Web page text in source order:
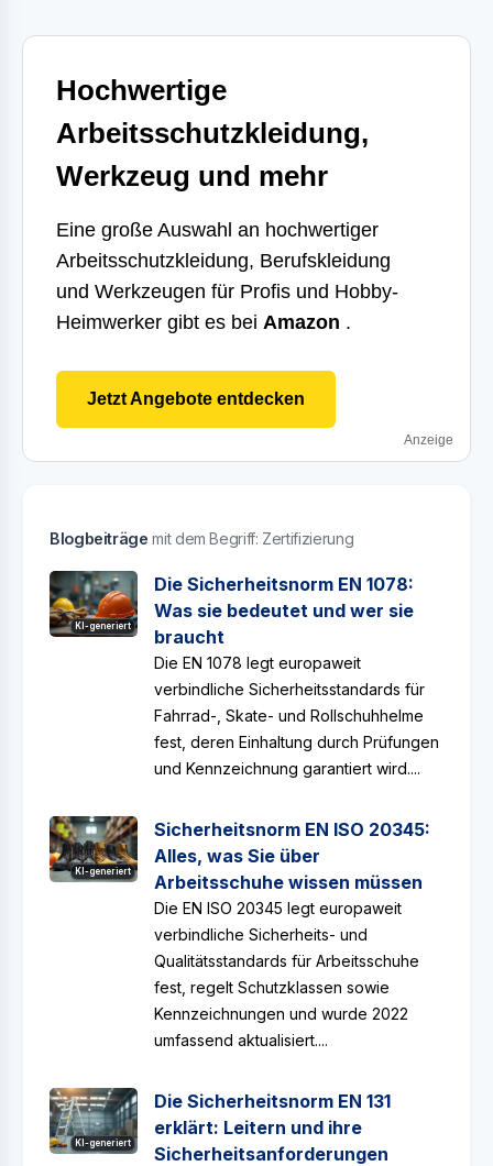
Hochwertige
Arbeitsschutzkleidung,
Werkzeug und mehr
Eine große Auswahl an hochwertiger
Arbeitsschutzkleidung, Berufskleidung
und Werkzeugen für Profis und Hobby-
Heimwerker gibt es bei Amazon .
Jetzt Angebote entdecken
Anzeige
Blogbeiträgemit dem Begriff: Zertifizierung
KI-generiert
Die Sicherheitsnorm EN 1078:
Was sie bedeutet und wer sie
braucht
Die EN 1078 legt europaweit
verbindliche Sicherheitsstandards für
Fahrrad-, Skate- und Rollschuhhelme
fest, deren Einhaltung durch Prüfungen
und Kennzeichnung garantiert wird....
KI-generiert
Sicherheitsnorm EN ISO 20345:
Alles, was Sie über
Arbeitsschuhe wissen müssen
Die EN ISO 20345 legt europaweit
verbindliche Sicherheits- und
Qualitätsstandards für Arbeitsschuhe
fest, regelt Schutzklassen sowie
Kennzeichnungen und wurde 2022
umfassend aktualisiert....
KI-generiert
Die Sicherheitsnorm EN 131
erklärt: Leitern und ihre
Sicherheitsanforderungen